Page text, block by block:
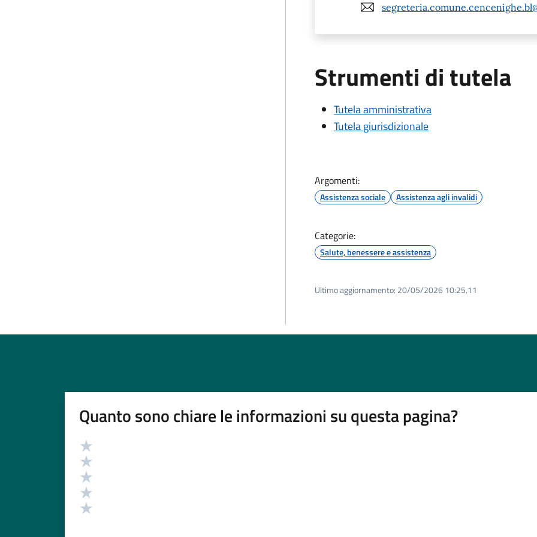
Strumenti di tutela
Tutela amministrativa
Tutela giurisdizionale
Argomenti:
Assistenza sociale Assistenza agli invalidi
Categorie:
Salute, benessere e assistenza
Ultimo aggiornamento: 20/05/2026 10:25.11
Quanto sono chiare le informazioni su questa pagina?
Valutazione